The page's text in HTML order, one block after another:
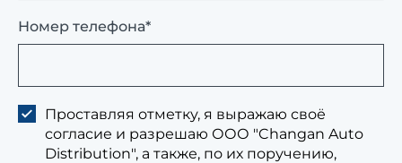
Номер телефона*
Проставляя отметку, я выражаю своё
согласие и разрешаю ООО "Changan Auto
Distribution", а также, по их поручению,